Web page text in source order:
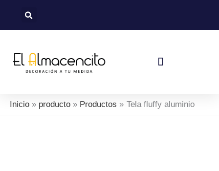
Inicio producto Productos Tela fluffy aluminio